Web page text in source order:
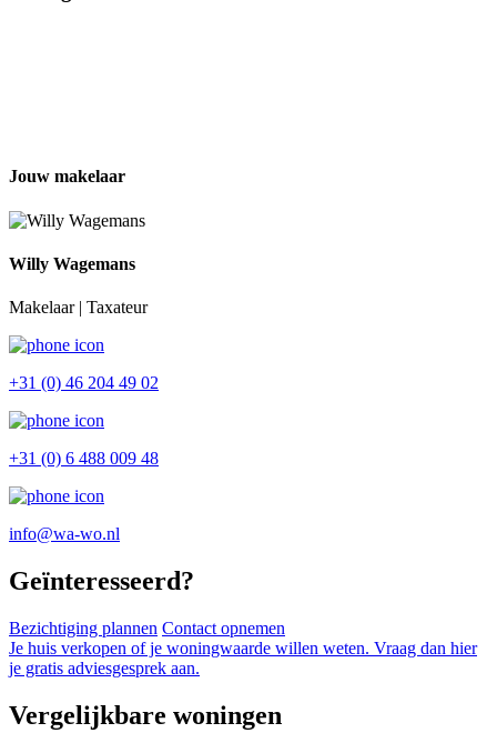
Jouw makelaar
Willy Wagemans
Makelaar | Taxateur
+31 (0) 46 204 49 02
+31 (0) 6 488 009 48
info@wa-wo.nl
Geïnteresseerd?
Bezichtiging plannen Contact opnemen
Je huis verkopen of je woningwaarde willen weten. Vraag dan hier
je gratis adviesgesprek aan.
Vergelijkbare woningen